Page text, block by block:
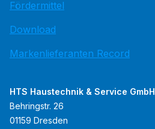
Fördermittel
Download
Markenlieferanten Record
HTS Haustechnik & Service GmbH
Behringstr. 26
01159 Dresden